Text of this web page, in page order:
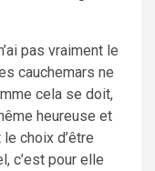
pas vraiment le
cauchemars ne
cela se doit,
heureuse et
choix d’être
c’est pour elle